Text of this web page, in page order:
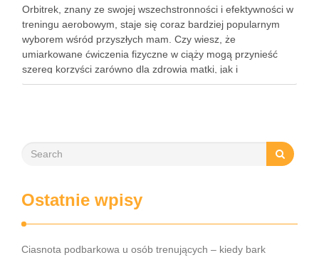
Orbitrek, znany ze swojej wszechstronności i efektywności w
treningu aerobowym, staje się coraz bardziej popularnym
wyborem wśród przyszłych mam. Czy wiesz, że
umiarkowane ćwiczenia fizyczne w ciąży mogą przynieść
szereg korzyści zarówno dla zdrowia matki, jak i
rozwijającego się dziecka? Właściwie dobrany program
Ostatnie wpisy
Ciasnota podbarkowa u osób trenujących – kiedy bark